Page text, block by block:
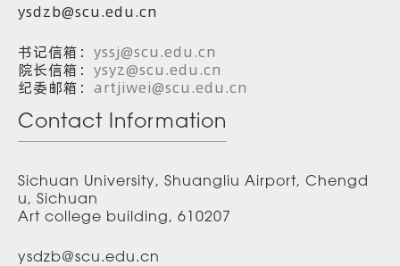
ysdzb@scu.edu.cn
书记信箱： yssj@scu.edu.cn
院长信箱： ysyz@scu.edu.cn
纪委邮箱： artjiwei@scu.edu.cn
Contact Information
Sichuan University, Shuangliu Airport, Chengd
u, Sichuan
Art college building, 610207
ysdzb@scu.edu.cn